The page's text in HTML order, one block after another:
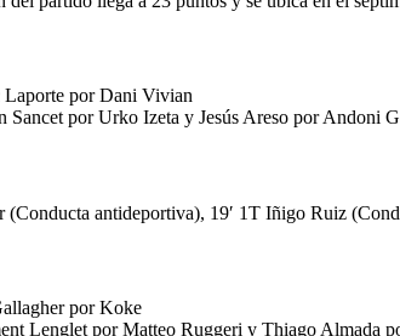
Laporte por Dani Vivian
Sancet por Urko Izeta y Jesús Areso por Andoni
(Conducta antideportiva), 19′ 1T Iñigo Ruiz
por Koke
Lenglet por Matteo Ruggeri y Thiago Almada